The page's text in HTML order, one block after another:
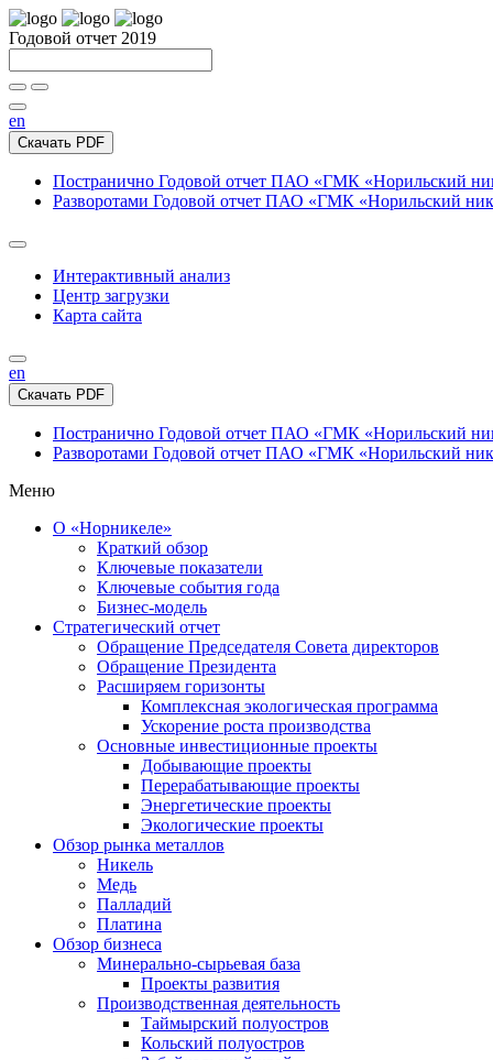
Годовой отчет 2019
en
Скачать PDF
Постранично Годовой отчет ПАО «ГМК «Норильский
Разворотами Годовой отчет ПАО «ГМК «Норильский
Интерактивный анализ
Центр загрузки
Карта сайта
en
Скачать PDF
Постранично Годовой отчет ПАО «ГМК «Норильский
Разворотами Годовой отчет ПАО «ГМК «Норильский
Меню
О «Норникеле»
Краткий обзор
Ключевые показатели
Ключевые события года
Бизнес-модель
Стратегический отчет
Обращение Председателя Совета директоров
Обращение Президента
Расширяем горизонты
Комплексная экологическая программа
Ускорение роста производства
Основные инвестиционные проекты
Добывающие проекты
Перерабатывающие проекты
Энергетические проекты
Экологические проекты
Обзор рынка металлов
Никель
Медь
Палладий
Платина
Обзор бизнеса
Минерально-сырьевая база
Проекты развития
Производственная деятельность
Таймырский полуостров
Кольский полуостров